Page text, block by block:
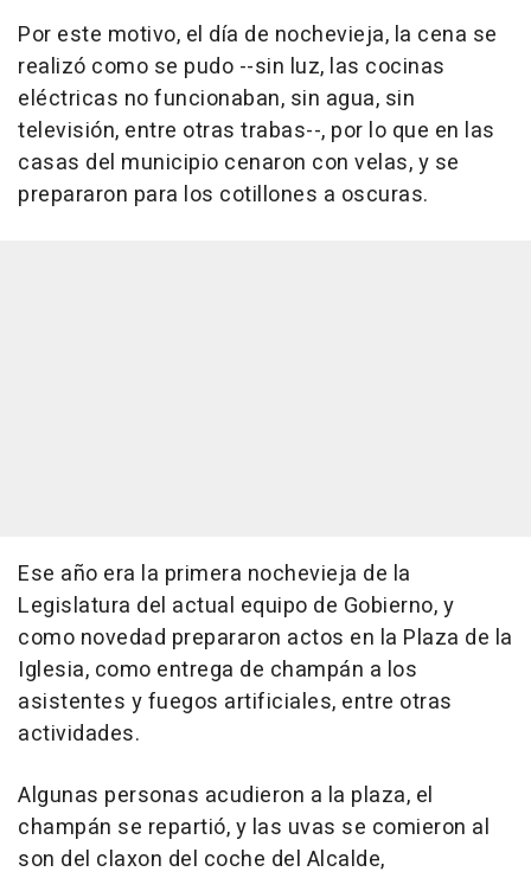
Por este motivo, el día de nochevieja, la cena se
realizó como se pudo --sin luz, las cocinas
eléctricas no funcionaban, sin agua, sin
televisión, entre otras trabas--, por lo que en las
casas del municipio cenaron con velas, y se
prepararon para los cotillones a oscuras.
Ese año era la primera nochevieja de la
Legislatura del actual equipo de Gobierno, y
como novedad prepararon actos en la Plaza de la
Iglesia, como entrega de champán a los
asistentes y fuegos artificiales, entre otras
actividades.
Algunas personas acudieron a la plaza, el
champán se repartió, y las uvas se comieron al
son del claxon del coche del Alcalde,